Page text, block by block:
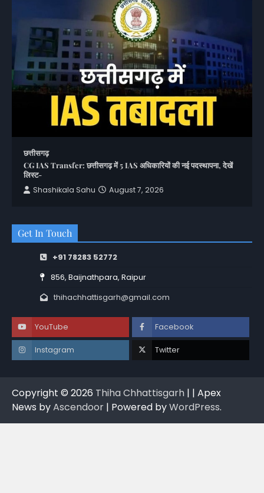
छत्तीसगढ़
CG IAS Transfer: छत्तीसगढ़ में 5 IAS अधिकारियों की नई पदस्थापना, देखें
लिस्ट-
Shashikala Sahu
August 7, 2026
Get In Touch
+91 78283 52772
856, Baijnathpara, Raipur
thihachhattisgarh@gmail.com
YouTube Facebook
Instagram Twitter
Copyright © 2026 Thiha Chhattisgarh | | Apex
News byAscendoor | Powered byWordPress.